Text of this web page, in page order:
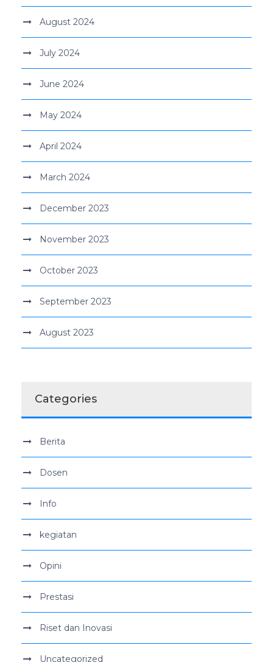
August 2024
July 2024
June 2024
May 2024
April 2024
March 2024
December 2023
November 2023
October 2023
September 2023
August 2023
Categories
Berita
Dosen
Info
kegiatan
Opini
Prestasi
Riset dan Inovasi
Uncategorized